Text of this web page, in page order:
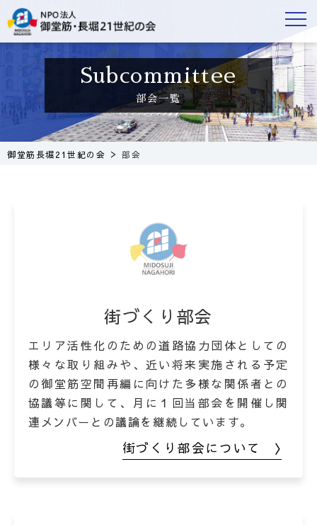
部会一覧
御堂筋長堀21世紀の会 >部会
街づくり部会
エリア活性化のための道路協力団体としての
様々な取り組みや、近い将来実施される予定
の御堂筋空間再編に向けた多様な関係者との
協議等に関して、月に１回当部会を開催し関
連メンバーとの議論を継続しています。
街づくり部会について 〉